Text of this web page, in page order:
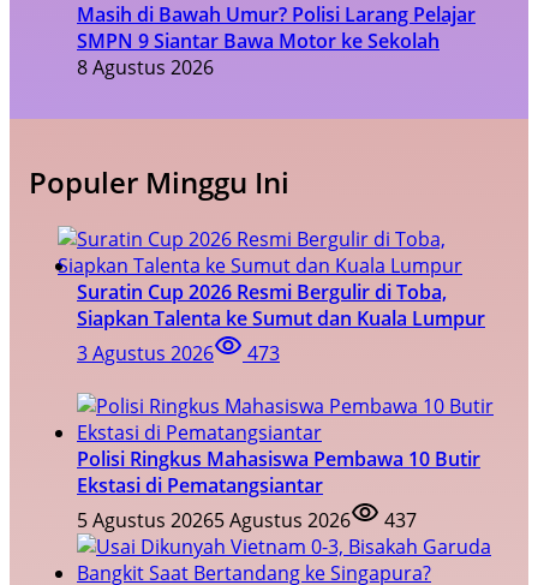
Masih di Bawah Umur? Polisi Larang Pelajar
SMPN 9 Siantar Bawa Motor ke Sekolah
8 Agustus 2026
Populer Minggu Ini
Suratin Cup 2026 Resmi Bergulir di Toba,
Siapkan Talenta ke Sumut dan Kuala Lumpur
3 Agustus 2026
473
Polisi Ringkus Mahasiswa Pembawa 10 Butir
Ekstasi di Pematangsiantar
5 Agustus 20265 Agustus 2026 437